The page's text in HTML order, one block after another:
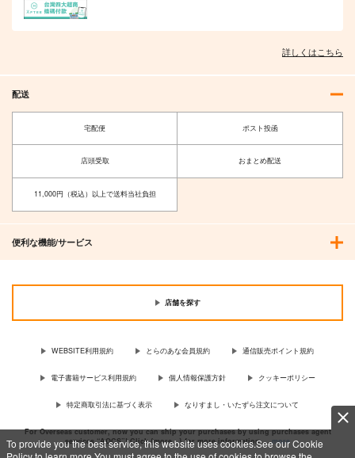
To provide you the best service, this website uses cookies.See our Cookie
豚乙女
ユイマン・浅間
サンプル
作品詳細
リベンジ、ユメウツツ
1,650円
サンプル
詳しくはこちら
配送
宅配便 ポスト投函
店頭受取 おまとめ配送
11,000円（税込）以上で送料当社負担
便利な機能/サービス
店舗を探す
WEBSITE利用規約 とらのあな会員規約 通信販売ポイント規約
電子書籍サービス利用規約 個人情報保護方針 クッキーポリシー
特定商取引法に基づく表示 なりすまし・いたずら注文について
For Overseas customer, now you can ship your purchases by using purchases agent
services “AOCS”! Click {more…} for more information …more